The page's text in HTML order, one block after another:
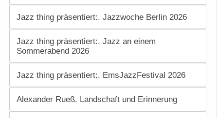
Jazz thing präsentiert:. Jazzwoche Berlin 2026
Jazz thing präsentiert:. Jazz an einem
Sommerabend 2026
Jazz thing präsentiert:. EmsJazzFestival 2026
Alexander Rueß. Landschaft und Erinnerung